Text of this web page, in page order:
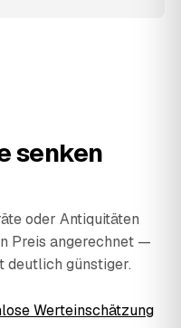
senken
oder Antiquitäten
Preis angerechnet —
deutlich günstiger.
Werteinschätzung